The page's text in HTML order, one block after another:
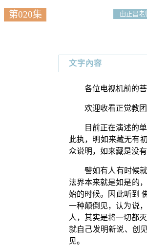
第020集 由正昌老
文字內容
各位电视机前的
欢迎收看正觉教
目前正在演述的
此执，明如来藏无有
众说明，如来藏是没
譬如有人有时候
法界本来就是如是的
始的时候。因此听到
一种颠倒见，认为说
人，其实是将一切都
就自己发明新说、创
见。